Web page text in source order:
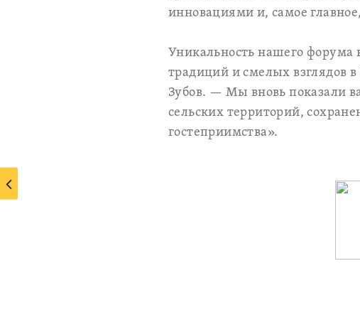
инновациями и, самое
Уникальность нашего форума
традиций и смелых взглядов
Зубов. — Мы вновь показали
сельских территорий,
гостеприимства».